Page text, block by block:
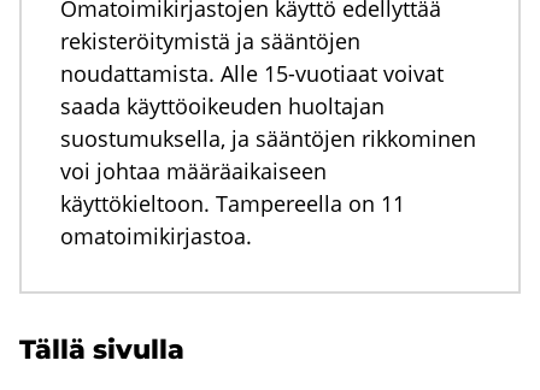
Omatoimikirjastojen käyttö edellyttää
rekisteröitymistä ja sääntöjen
noudattamista. Alle 15-vuotiaat voivat
saada käyttöoikeuden huoltajan
suostumuksella, ja sääntöjen rikkominen
voi johtaa määräaikaiseen
käyttökieltoon. Tampereella on 11
omatoimikirjastoa.
Tällä si­vul­la